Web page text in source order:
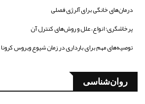
درمان‌های خانگی برای آلرژی فصلی
پرخاشگری؛ انواع، علل و روش‌های کنترل آن
توصیه‌های مهم برای بارداری در زمان شیوع ویروس کرونا
روان‌شناسی